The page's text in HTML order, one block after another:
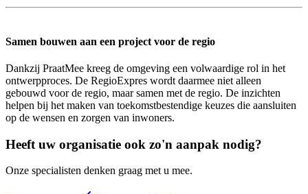
Samen bouwen aan een project voor de regio
Dankzij PraatMee kreeg de omgeving een volwaardige rol in het
ontwerpproces. De RegioExpres wordt daarmee niet alleen
gebouwd voor de regio, maar samen met de regio. De inzichten
helpen bij het maken van toekomstbestendige keuzes die aansluiten
op de wensen en zorgen van inwoners.
Heeft uw organisatie ook zo'n aanpak nodig?
Onze specialisten denken graag met u mee.